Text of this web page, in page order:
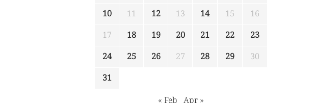
10
11 12 13 14 15
16
17
18 19 20 21 22
23
24
25 26 27 28 29
30
31